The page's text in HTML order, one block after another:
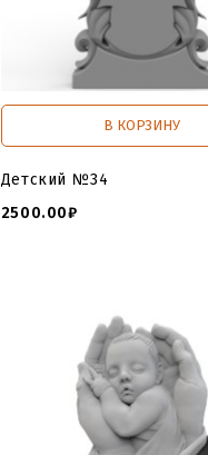
В КОРЗИНУ
Детский №34
2500.00₽